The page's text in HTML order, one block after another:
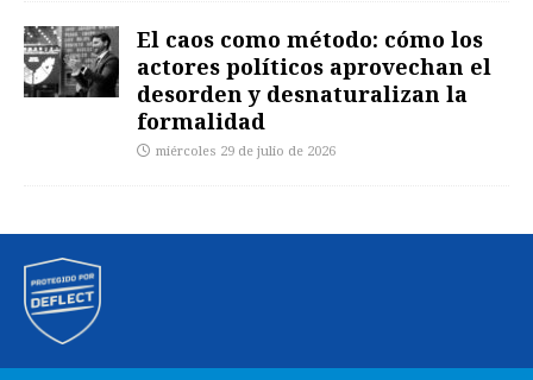
El caos como método: cómo los
actores políticos aprovechan el
desorden y desnaturalizan la
formalidad
miércoles 29 de julio de 2026